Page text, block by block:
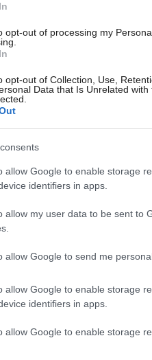
opt-out of processing my
opt-out of Collection, Use,
Data that Is Unrelated
allow Google to enable storage
identifiers in apps.
allow my user data to be sent to
allow Google to send me
allow Google to enable storage
identifiers in apps.
allow Google to enable storage
duba a čierneho
(žiarovky je potrebné
môžete zavesiť do
Využitie nájde aj v
Vytvorte z lampy osobitý
vkusu!
97
12
480 (diaľnica D1,